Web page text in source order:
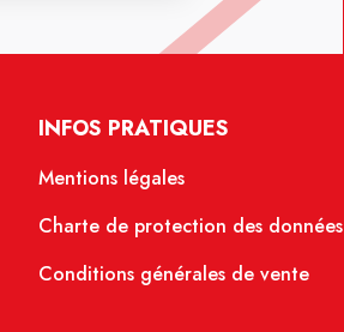
INFOS PRATIQUES
Mentions légales
Charte de protection des données
Conditions générales de vente